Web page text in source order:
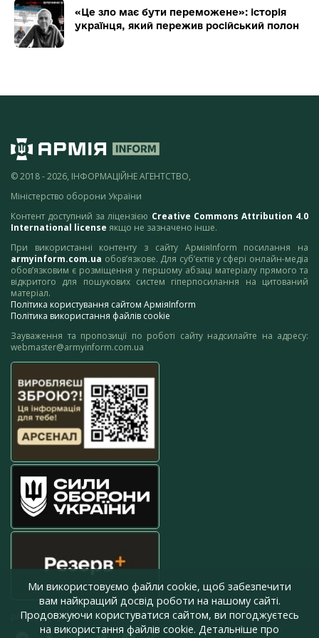
«Це зло має бути переможене»: історія
українця, який пережив російський полон
© 2018 - 2026, ІНФОРМАЦІЙНЕ АГЕНТСТВО,
Міністерство оборони України
Контент доступний за ліцензією Creative Commons Attribution 4.0
International license якщо не зазначено інше.
При використанні контенту з сайту АрміяInform посилання на
armyinform.com.ua обов’язкове. Для суб’єктів у сфері онлайн-медіа
обов’язковим є розміщення у першому абзаці матеріалу прямого та
відкритого для пошукових систем гіперпосилання на цитований
матеріал.
Політика користування сайтом АрміяInform
Політика використання файлів cookie
Зауваження та пропозиції по роботі сайту надсилайте на адресу:
webmaster@armyinform.com.ua
press@armyinform.com.ua
Ми використовуємо файли cookie, щоб забезпечити
вам найкращий досвід роботи на нашому сайті.
Продовжуючи користуватися сайтом, ви погоджуєтесь
на використання файлів cookie. Детальніше про